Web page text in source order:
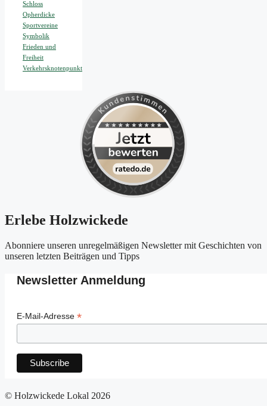
Schloss
Opherdicke
Sportvereine
Symbolik
Frieden und
Freiheit
Verkehrsknotenpunkt
Erlebe Holzwickede
Abonniere unseren unregelmäßigen Newsletter mit Geschichten von
unseren letzten Beiträgen und Tipps
Newsletter Anmeldung
E-Mail-Adresse *
© Holzwickede Lokal 2026